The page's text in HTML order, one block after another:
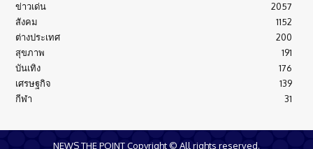
ข่าวเด่น
2057
สังคม
1152
ต่างประเทศ
200
สุขภาพ
191
บันเทิง
176
เศรษฐกิจ
139
กีฬา
31
NEWS THE POINT Copyright © All rights reserved.